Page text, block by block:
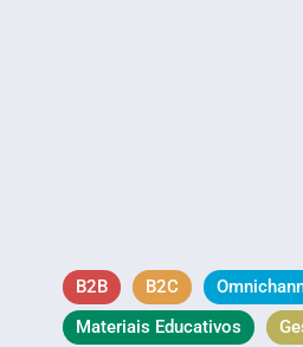
B2B B2C
Materiais Educativos